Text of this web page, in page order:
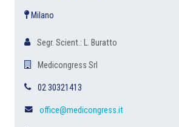
Milano
Segr. Scient.: L. Buratto
Medicongress Srl
02 30321413
office@medicongress.it